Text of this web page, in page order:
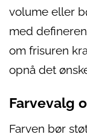
volume eller
med
om frisuren
opnå det
Farvevalg
Farven bør